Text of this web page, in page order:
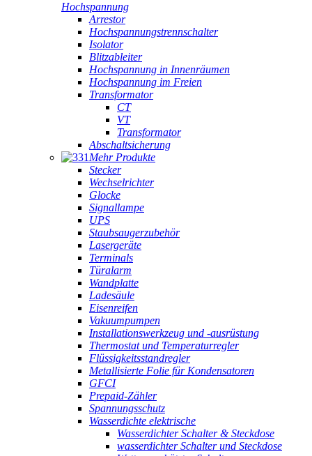
Hochspannung
Arrestor
Hochspannungstrennschalter
Isolator
Blitzableiter
Hochspannung in Innenräumen
Hochspannung im Freien
Transformator
CT
VT
Transformator
Abschaltsicherung
Mehr Produkte
Stecker
Wechselrichter
Glocke
Signallampe
UPS
Staubsaugerzubehör
Lasergeräte
Terminals
Türalarm
Wandplatte
Ladesäule
Eisenreifen
Vakuumpumpen
Installationswerkzeug und -ausrüstung
Thermostat und Temperaturregler
Flüssigkeitsstandregler
Metallisierte Folie für Kondensatoren
GFCI
Prepaid-Zähler
Spannungsschutz
Wasserdichte elektrische
Wasserdichter Schalter & Steckdose
wasserdichter Schalter und Steckdose